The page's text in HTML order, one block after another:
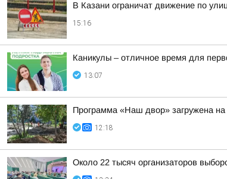
В Казани ограничат движение по
15:16
Каникулы – отличное время для
13:07
Программа «Наш двор» загружена на
12:18
Около 22 тысяч организаторов